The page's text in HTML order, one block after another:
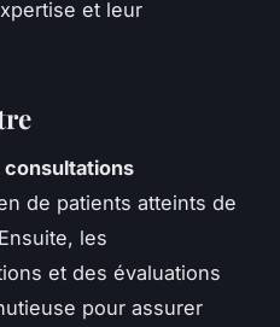
et leur
consultations
de patients atteints de
les
et des évaluations
pour assurer